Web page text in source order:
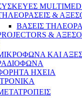
&
ΒΑΣΕΙΣ
&
ΚΑΙ
ΗΧΕΙΑ